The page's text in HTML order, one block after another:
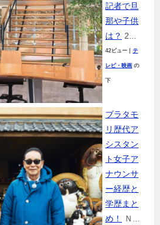
記者で旦
那や子供
は？ 2...
42ビュー テ
レビ・映画 の
下
ブラタモ
リ歴代ア
シスタン
ト女子ア
ナウンサ
ー経歴と
学歴まと
め！
Ｎ...